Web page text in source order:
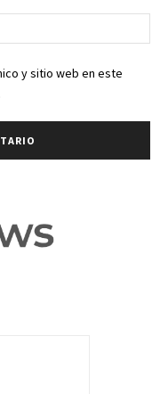
y sitio web en este